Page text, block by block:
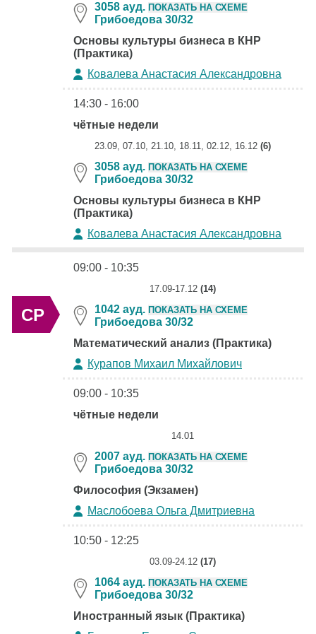
3058 ауд. ПОКАЗАТЬ НА СХЕМЕ
Грибоедова 30/32
Основы культуры бизнеса в КНР
(Практика)
Ковалева Анастасия Александровна
14:30 - 16:00
чётные недели
23.09, 07.10, 21.10, 18.11, 02.12, 16.12 (6)
3058 ауд. ПОКАЗАТЬ НА СХЕМЕ
Грибоедова 30/32
Основы культуры бизнеса в КНР
(Практика)
Ковалева Анастасия Александровна
СР
09:00 - 10:35
17.09-17.12 (14)
1042 ауд. ПОКАЗАТЬ НА СХЕМЕ
Грибоедова 30/32
Математический анализ (Практика)
Курапов Михаил Михайлович
09:00 - 10:35
чётные недели
14.01
2007 ауд. ПОКАЗАТЬ НА СХЕМЕ
Грибоедова 30/32
Философия (Экзамен)
Маслобоева Ольга Дмитриевна
10:50 - 12:25
03.09-24.12 (17)
1064 ауд. ПОКАЗАТЬ НА СХЕМЕ
Грибоедова 30/32
Иностранный язык (Практика)